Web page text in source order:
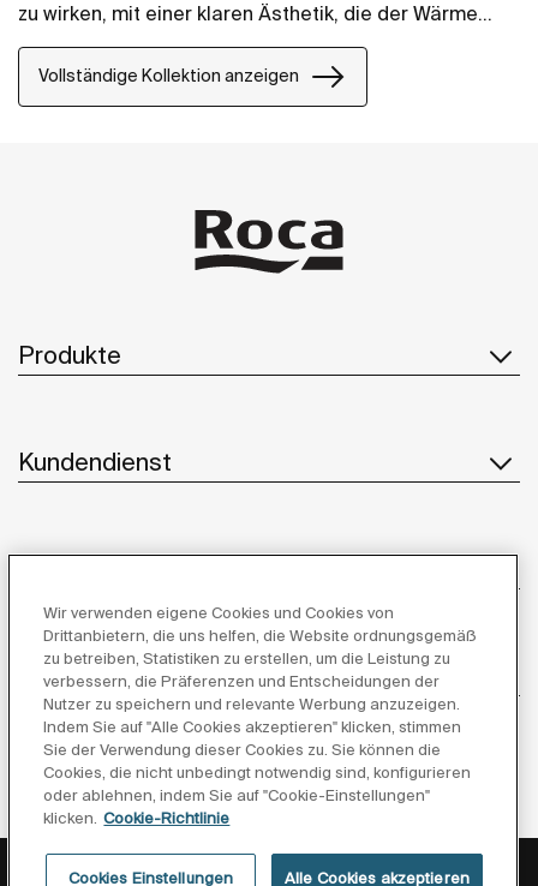
zu wirken, mit einer klaren Ästhetik, die der Wärme
diejenigen gedacht, die die Kraft ruhiger
Landschaften genießen.
Vollständige Kollektion anzeigen
Produkte
Kundendienst
Inspiration
Folgen Sie uns
Datenschutzerklärung
Wir verwenden eigene Cookies und Cookies von
Drittanbietern, die uns helfen, die Website ordnungsgemäß
zu betreiben, Statistiken zu erstellen, um die Leistung zu
verbessern, die Präferenzen und Entscheidungen der
Nutzer zu speichern und relevante Werbung anzuzeigen.
Indem Sie auf "Alle Cookies akzeptieren" klicken, stimmen
Sie der Verwendung dieser Cookies zu. Sie können die
Cookies, die nicht unbedingt notwendig sind, konfigurieren
oder ablehnen, indem Sie auf "Cookie-Einstellungen"
klicken. Cookie-Richtlinie
Cookies Einstellungen Alle Cookies akzeptieren